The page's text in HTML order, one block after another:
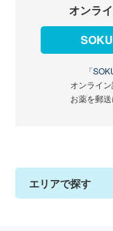
オンラ
「
オンライ
お薬を郵
エリアで探す